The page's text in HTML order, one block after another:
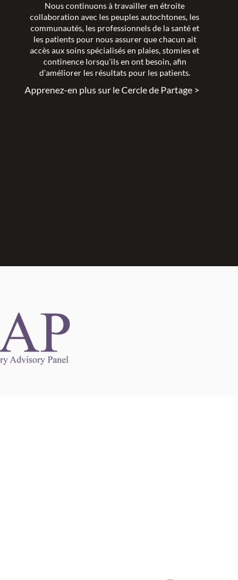
Nous continuons à travailler en étroite
collaboration avec les peuples autochtones, les
communautés, les professionnels de la santé et
les patients pour nous assurer que chacun ait
accès aux soins spécialisés en plaies, stomies et
continence lorsqu'ils en ont besoin, afin
d'améliorer les résultats pour les patients.
Apprenez-en plus sur le Cercle de Partage >